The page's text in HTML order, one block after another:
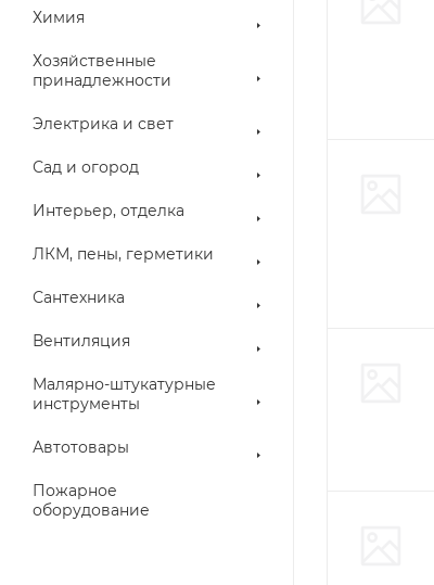
Химия
Хозяйственные
принадлежности
Электрика и свет
Сад и огород
Интерьер, отделка
ЛКМ, пены, герметики
Сантехника
Вентиляция
Малярно-штукатурные
инструменты
Автотовары
Пожарное
оборудование